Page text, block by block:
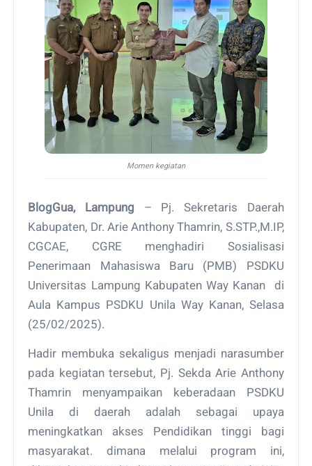
Momen kegiatan
BlogGua, Lampung – Pj. Sekretaris Daerah
Kabupaten, Dr. Arie Anthony Thamrin, S.STP.,M.IP,
CGCAE, CGRE menghadiri Sosialisasi
Penerimaan Mahasiswa Baru (PMB) PSDKU
Universitas Lampung Kabupaten Way Kanan di
Aula Kampus PSDKU Unila Way Kanan, Selasa
(25/02/2025).
Hadir membuka sekaligus menjadi narasumber
pada kegiatan tersebut, Pj. Sekda Arie Anthony
Thamrin menyampaikan keberadaan PSDKU
Unila di daerah adalah sebagai upaya
meningkatkan akses Pendidikan tinggi bagi
masyarakat. dimana melalui program ini,